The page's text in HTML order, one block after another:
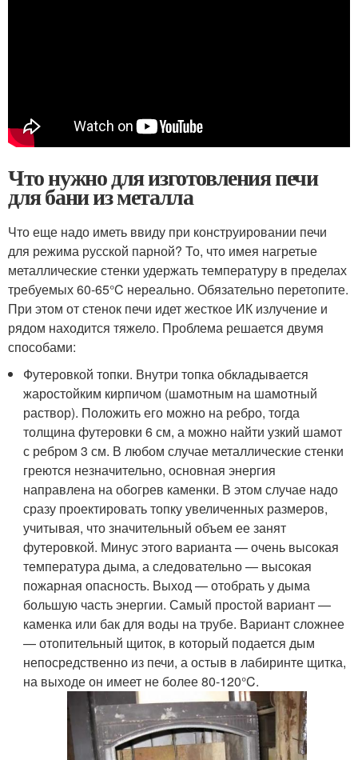
Что нужно для изготовления печи
для бани из металла
Что еще надо иметь ввиду при конструировании печи
для режима русской парной? То, что имея нагретые
металлические стенки удержать температуру в пределах
требуемых 60-65°C нереально. Обязательно перетопите.
При этом от стенок печи идет жесткое ИК излучение и
рядом находится тяжело. Проблема решается двумя
способами:
Футеровкой топки. Внутри топка обкладывается
жаростойким кирпичом (шамотным на шамотный
раствор). Положить его можно на ребро, тогда
толщина футеровки 6 см, а можно найти узкий шамот
с ребром 3 см. В любом случае металлические стенки
греются незначительно, основная энергия
направлена на обогрев каменки. В этом случае надо
сразу проектировать топку увеличенных размеров,
учитывая, что значительный объем ее занят
футеровкой. Минус этого варианта — очень высокая
температура дыма, а следовательно — высокая
пожарная опасность. Выход — отобрать у дыма
большую часть энергии. Самый простой вариант —
каменка или бак для воды на трубе. Вариант сложнее
— отопительный щиток, в который подается дым
непосредственно из печи, а остыв в лабиринте щитка,
на выходе он имеет не более 80-120°C.